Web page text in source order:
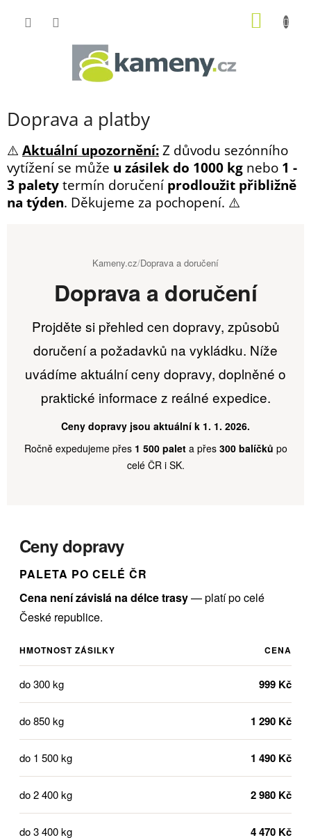
Doprava a platby
⚠️ Aktuální upozornění: Z důvodu sezónního
vytížení se může u zásilek do 1000 kg nebo 1 -
3 palety termín doručení prodloužit přibližně
na týden. Děkujeme za pochopení. ⚠️
Kameny.cz/Doprava a doručení
Doprava a doručení
Projděte si přehled cen dopravy, způsobů
doručení a požadavků na vykládku. Níže
uvádíme aktuální ceny dopravy, doplněné o
praktické informace z reálné expedice.
Ceny dopravy jsou aktuální k 1. 1. 2026.
Ročně expedujeme přes1 500 palet a přes300 balíčků po
celé ČR i SK.
Ceny dopravy
PALETA PO CELÉ ČR
Cena není závislá na délce trasy— platí po celé
České republice.
HMOTNOST ZÁSILKY CENA
do 300 kg 999 Kč
do 850 kg 1 290 Kč
do 1 500 kg 1 490 Kč
do 2 400 kg 2 980 Kč
do 3 400 kg 4 470 Kč